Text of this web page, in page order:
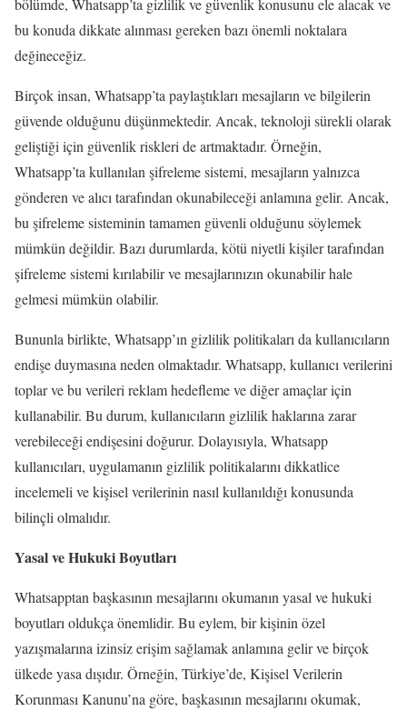
bölümde, Whatsapp’ta gizlilik ve güvenlik konusunu ele alacak ve
bu konuda dikkate alınması gereken bazı önemli noktalara
değineceğiz.
Birçok insan, Whatsapp’ta paylaştıkları mesajların ve bilgilerin
güvende olduğunu düşünmektedir. Ancak, teknoloji sürekli olarak
geliştiği için güvenlik riskleri de artmaktadır. Örneğin,
Whatsapp’ta kullanılan şifreleme sistemi, mesajların yalnızca
gönderen ve alıcı tarafından okunabileceği anlamına gelir. Ancak,
bu şifreleme sisteminin tamamen güvenli olduğunu söylemek
mümkün değildir. Bazı durumlarda, kötü niyetli kişiler tarafından
şifreleme sistemi kırılabilir ve mesajlarınızın okunabilir hale
gelmesi mümkün olabilir.
Bununla birlikte, Whatsapp’ın gizlilik politikaları da kullanıcıların
endişe duymasına neden olmaktadır. Whatsapp, kullanıcı verilerini
toplar ve bu verileri reklam hedefleme ve diğer amaçlar için
kullanabilir. Bu durum, kullanıcıların gizlilik haklarına zarar
verebileceği endişesini doğurur. Dolayısıyla, Whatsapp
kullanıcıları, uygulamanın gizlilik politikalarını dikkatlice
incelemeli ve kişisel verilerinin nasıl kullanıldığı konusunda
bilinçli olmalıdır.
Yasal ve Hukuki Boyutları
Whatsapptan başkasının mesajlarını okumanın yasal ve hukuki
boyutları oldukça önemlidir. Bu eylem, bir kişinin özel
yazışmalarına izinsiz erişim sağlamak anlamına gelir ve birçok
ülkede yasa dışıdır. Örneğin, Türkiye’de, Kişisel Verilerin
Korunması Kanunu’na göre, başkasının mesajlarını okumak,